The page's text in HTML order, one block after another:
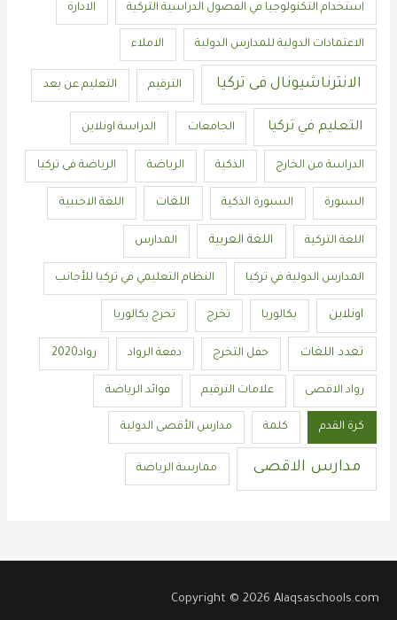
استخدام التكنولوجيا في الفصول الدراسية التركية الادارة
الاعتمادات الدولية للمدارس الدولية الاملاء
الانترناشيونال فى تركيا الترقيم التعليم عن بعد
التعليم في تركيا الجامعات الدراسة اونلاين
الدراسة من الخارج الذكية الرياضة الرياضة فى تركيا
السبورة السبورة الذكية اللغات اللغة الاجنبية
اللغة التركية اللغة العربية المدارس
المدارس الدولية في تركيا النظام التعليمي في تركيا للأجانب
اونلاين بكالوريا تخرج تخرج بكالوريا
تعدد اللغات حفل التخرج دفعة الرواد رواد2020
رواد الاقصى علامات الترقيم فوائد الرياضة
كرة القدم كلمة مدارس الأقصى الدولية
مدارس الاقصى ممارسة الرياضة
Copyright © 2026 Alaqsaschools.com